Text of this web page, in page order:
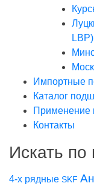
LBP)
Импортные
Каталог
Применение
Контакты
Искать по
4-х рядные SKF